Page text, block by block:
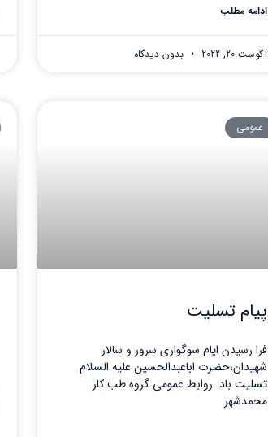
ادامه مطلب
آگوست 20, 2022 بدون دیدگاه
عمومی
پیام تسلیت
فرا رسیدن ایام سوگواری سرور و سالار
شهیدان،حضرت اباعبدالحسین علیه السلام
تسلیت باد. روابط عمومی گروه طب کار
محمدشهر